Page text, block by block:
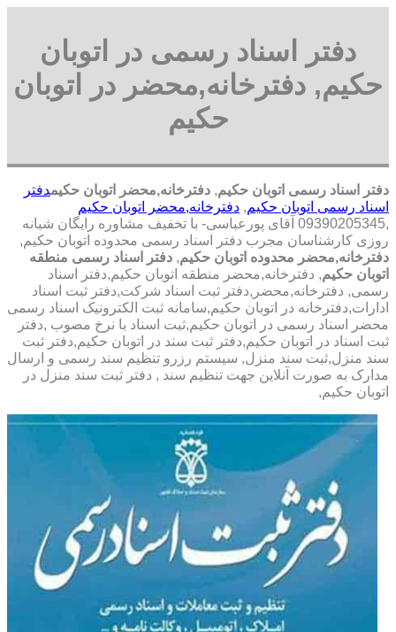
دفتر اسناد رسمی در اتوبان
حکیم, دفترخانه,محضر در اتوبان
حکیم
دفتر اسناد رسمی اتوبان حکیم, دفترخانه,محضر اتوبان حکیمدفتر
اسناد رسمی اتوبان حکیم, دفترخانه,محضر اتوبان حکیم
,09390205345 آقای پورعباسی- با تخفیف مشاوره رايگان شبانه
روزی کارشناسان مجرب دفتر اسناد رسمی محدوده اتوبان حکیم,
دفترخانه,محضر محدوده اتوبان حکیم, دفتر اسناد رسمی منطقه
اتوبان حکیم, دفترخانه,محضر منطقه اتوبان حکیم,دفتر اسناد
رسمی, دفترخانه,محضر,دفتر ثبت اسناد شرکت,دفتر ثبت اسناد
ادارات,دفترخانه در اتوبان حکیم,سامانه ثبت الکترونیک اسناد رسمی
محضر اسناد رسمی در اتوبان حکیم,ثبت اسناد با نرخ مصوب ,دفتر
ثبت اسناد در اتوبان حکیم,دفتر ثبت سند در اتوبان حکیم,دفتر ثبت
سند منزل,ثبت سند منزل, سیستم رزرو تنظیم سند رسمی و ارسال
مدارک به صورت آنلاین جهت تنظیم سند , دفتر ثبت سند منزل در
اتوبان حکیم,